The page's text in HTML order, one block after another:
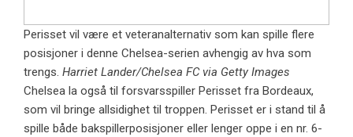
Perisset vil være et veteranalternativ som kan spille flere
posisjoner i denne Chelsea-serien avhengig av hva som
trengs. Harriet Lander/Chelsea FC via Getty Images
Chelsea la også til forsvarsspiller Perisset fra Bordeaux,
som vil bringe allsidighet til troppen. Perisset er i stand til å
spille både bakspillerposisjoner eller lenger oppe i en nr. 6-